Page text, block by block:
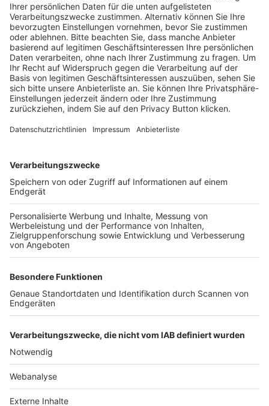
Schulungsangebot Vereinsmitarbeiter
BFV-Geschäftsstellen
Trainerbörse
Login SpielPlus
FOLGE DEM BFV
TOP-VEREINE
TOP-PARTNER
Nutzungsbedingungen Datenschutz Impressum